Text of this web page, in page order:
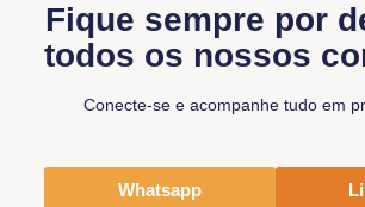
Fique sempre por
todos os nossos
Conecte-se e acompanhe tudo em
Whatsapp